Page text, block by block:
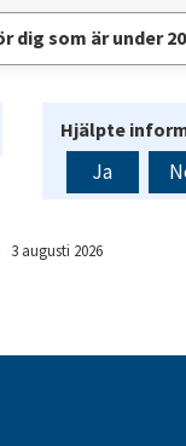
dig som är under
Hjälpte
Ja
3 augusti 2026